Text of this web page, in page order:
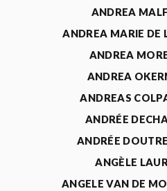
ANDREA
ANDREA MARIE DE
ANDREA
ANDREA
ANDREAS
ANDRÉE
ANDRÉE
ANGÈLE
ANGELE VAN DE